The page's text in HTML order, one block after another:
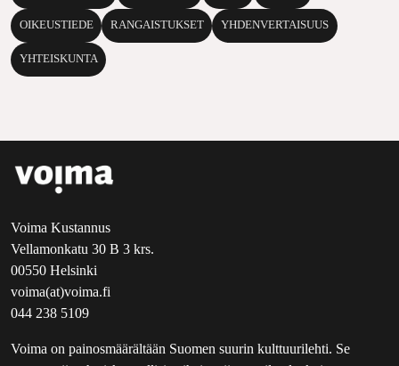
OIKEUSTIEDE RANGAISTUKSET YHDENVERTAISUUS
YHTEISKUNTA
Voima Kustannus
Vellamonkatu 30 B 3 krs.
00550 Helsinki
voima(at)voima.fi
044 238 5109
Voima on painosmäärältään Suomen suurin kulttuurilehti. Se